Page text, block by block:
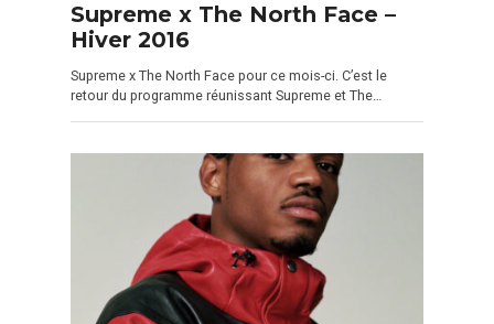
Supreme x The North Face –
Hiver 2016
Supreme x The North Face pour ce mois-ci. C’est le
retour du programme réunissant Supreme et The…